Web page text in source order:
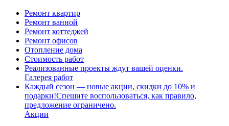
Ремонт квартир
Ремонт ванной
Ремонт коттеджей
Ремонт офисов
Отопление дома
Стоимость работ
Реализованные проекты ждут вашей оценки.
Галерея работ
Каждый сезон — новые акции, скидки до 10% и
подарки!Спешите воспользоваться, как правило,
предложение ограничено.
Акции